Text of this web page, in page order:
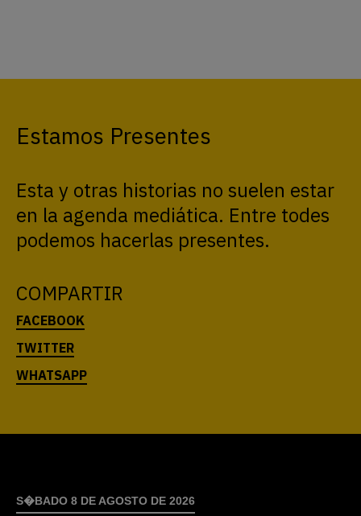
Estamos Presentes
Esta y otras historias no suelen estar
en la agenda mediática. Entre todes
podemos hacerlas presentes.
COMPARTIR
S�BADO 8 DE AGOSTO DE 2026